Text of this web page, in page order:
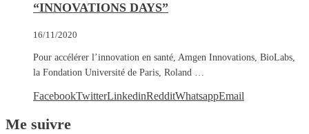
“INNOVATIONS DAYS”
16/11/2020
Pour accélérer l’innovation en santé, Amgen Innovations, BioLabs,
la Fondation Université de Paris, Roland …
FacebookTwitterLinkedinRedditWhatsappEmail
Me suivre